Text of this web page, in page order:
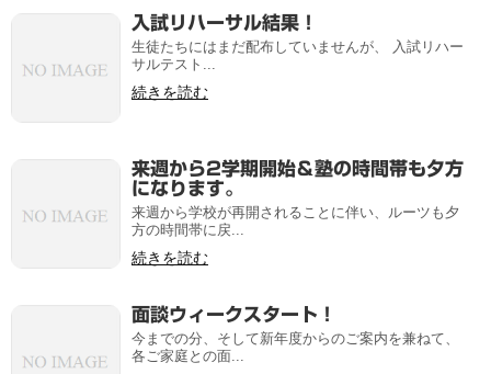
入試リハーサル結果！
生徒たちにはまだ配布していませんが、 入試リハー
サルテスト...
続きを読む
来週から2学期開始＆塾の時間帯も夕方
になります。
来週から学校が再開されることに伴い、ルーツも夕
方の時間帯に戻...
続きを読む
面談ウィークスタート！
今までの分、そして新年度からのご案内を兼ねて、
各ご家庭との面...